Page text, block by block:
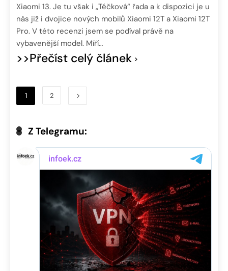
Xiaomi 13. Je tu však i „Téčková“ řada a k dispozici je u
nás již i dvojice nových mobilů Xiaomi 12T a Xiaomi 12T
Pro. V této recenzi jsem se podíval právě na
vybavenější model. Míří…
>>Přečíst celý článek
1 2
Z Telegramu: